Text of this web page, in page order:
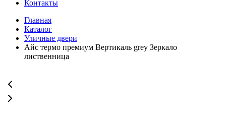
Контакты
Главная
Каталог
Уличные двери
Айс термо премиум Вертикаль grey Зеркало
лиственница